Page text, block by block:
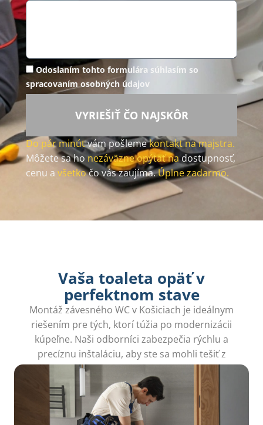
Odoslaním tohto formulára súhlasím so
spracovaním osobných údajov
VYRIEŠIŤ ČO NAJSKÔR
Do pár minútvám pošlemekontakt na majstra.
Môžete sa ho nezáväzne opýtať nadostupnosť,
cenu a všetkočo vás zaujíma.Úplne zadarmo.
Vaša toaleta opäť v
perfektnom stave
Montáž závesného WC v Košiciach je ideálnym
riešením pre tých, ktorí túžia po modernizácii
kúpeľne. Naši odborníci zabezpečia rýchlu a
precíznu inštaláciu, aby ste sa mohli tešiť z
pohodlia a funkčnosti.